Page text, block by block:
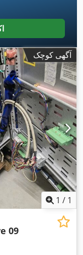
آگهی کوچک
1 / 1
09